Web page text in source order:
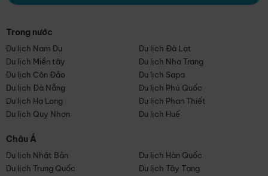
Trong nước
Du lịch Nam Du
Du lịch Đà Lạt
Du lịch Miền tây
Du lịch Nha Trang
Du lịch Côn Đảo
Du lịch Sapa
Du lịch Đà Nẵng
Du lịch Phú Quốc
Du lịch Hạ Long
Du lịch Phan Thiết
Du lịch Quy Nhơn
Du lịch Huế
Châu Á
Du lịch Nhật Bản
Du lịch Hàn Quốc
Du lịch Trung Quốc
Du lịch Tây Tạng